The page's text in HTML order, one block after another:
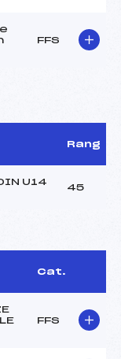
FFS
Rang
U14
45
Cat.
FFS